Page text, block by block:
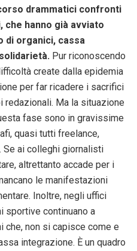
drammatici confronti
hanno già avviato
di organici, cassa
Pur riconoscendo
create dalla epidemia
per far ricadere i sacrifici
Ma la situazione
fase sono in gravissime
quasi tutti freelance,
ai colleghi giornalisti
altrettanto accade per i
le manifestazioni
Inoltre, negli uffici
sportive continuano a
che, non si capisce come e
integrazione. È un quadro